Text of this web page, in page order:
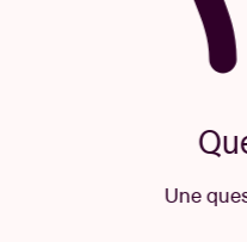
Une question ?